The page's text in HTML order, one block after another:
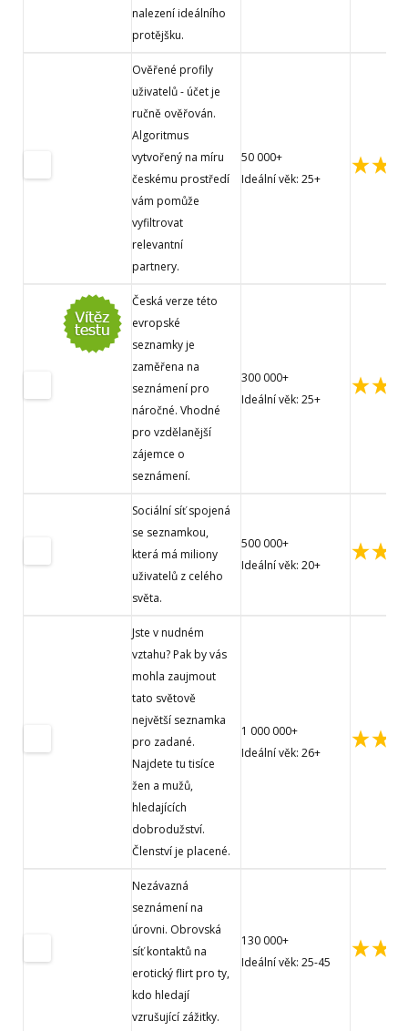
nalezení ideálního
protějšku.
Ověřené profily
uživatelů - účet je
ručně ověřován.
Algoritmus
vytvořený na míru
českému prostředí
vám pomůže
vyfiltrovat
relevantní
partnery.
50 000+
Ideální věk: 25+
Česká verze této
evropské
seznamky je
zaměřena na
seznámení pro
náročné. Vhodné
pro vzdělanější
zájemce o
seznámení.
300 000+
Ideální věk: 25+
Sociální síť spojená
se seznamkou,
která má miliony
uživatelů z celého
světa.
500 000+
Ideální věk: 20+
Jste v nudném
vztahu? Pak by vás
mohla zaujmout
tato světově
největší seznamka
pro zadané.
Najdete tu tisíce
žen a mužů,
hledajících
dobrodužství.
Členství je placené.
1 000 000+
Ideální věk: 26+
Nezávazná
seznámení na
úrovni. Obrovská
síť kontaktů na
erotický flirt pro ty,
kdo hledají
vzrušující zážitky.
130 000+
Ideální věk: 25-45